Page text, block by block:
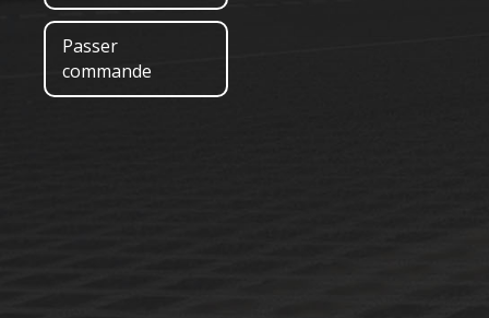
Passer
commande